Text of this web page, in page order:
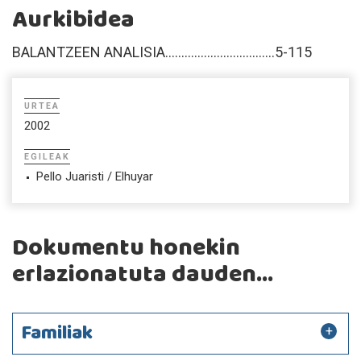
Aurkibidea
BALANTZEEN ANALISIA..................................5-115
URTEA
2002
EGILEAK
Pello Juaristi / Elhuyar
Dokumentu honekin
erlazionatuta dauden...
Familiak